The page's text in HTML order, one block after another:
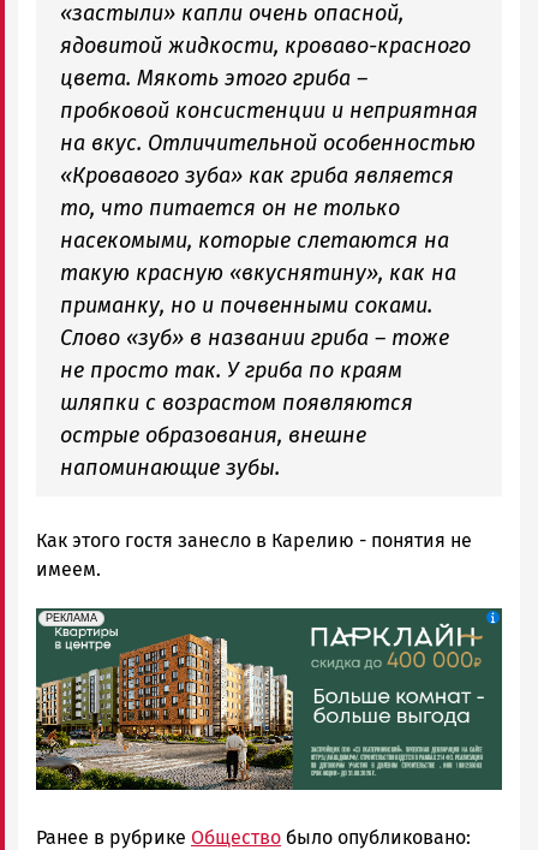
«застыли» капли очень опасной,
ядовитой жидкости, кроваво-красного
цвета. Мякоть этого гриба –
пробковой консистенции и неприятная
на вкус. Отличительной особенностью
«Кровавого зуба» как гриба является
то, что питается он не только
насекомыми, которые слетаются на
такую красную «вкуснятину», как на
приманку, но и почвенными соками.
Слово «зуб» в названии гриба – тоже
не просто так. У гриба по краям
шляпки с возрастом появляются
острые образования, внешне
напоминающие зубы.
Как этого гостя занесло в Карелию - понятия не
имеем.
erid: 2SDnjdeSPnB
РЕКЛАМА
Реклама
Ранее в рубрике Общество было опубликовано: